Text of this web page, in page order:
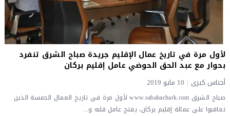
لأول مرة في تاريخ عمال الإقليم جريدة صباح الشرق تنفرد
بحوار مع عبد الحق الحوضي عامل إقليم بركان
أجناس كبرى 10 مايو 2019
صباح الشرق www.sabahachark.com لأول مرة في تاريخ العمال الخمسة الذين
تعاقبوا على عمالة إقليم بركان، يفتح عامل قلبه و...